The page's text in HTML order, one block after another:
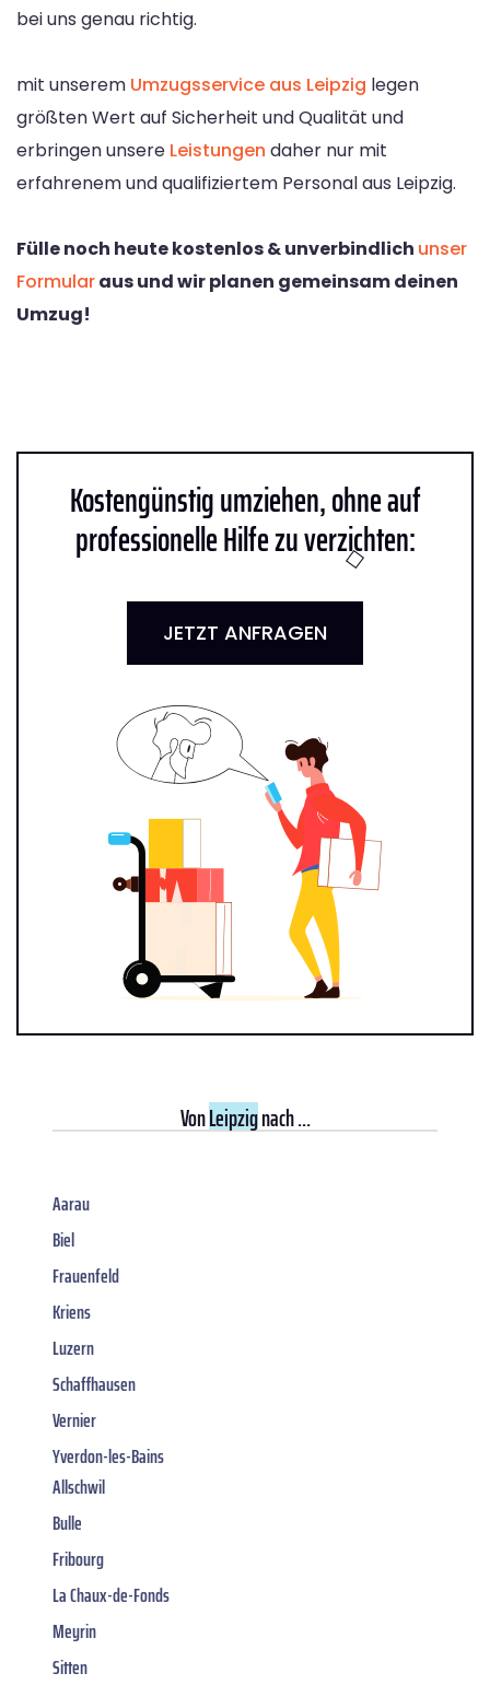
bei uns genau richtig.
mit unserem Umzugsservice aus Leipzig legen
größten Wert auf Sicherheit und Qualität und
erbringen unsere Leistungen daher nur mit
erfahrenem und qualifiziertem Personal aus Leipzig.
Fülle noch heute kostenlos & unverbindlich unser
Formularaus und wir planen gemeinsam deinen
Umzug!
Kostengünstig umziehen, ohne auf
professionelle Hilfe zu verzichten:
JETZT ANFRAGEN
VonLeipzignach ...
Aarau
Biel
Frauenfeld
Kriens
Luzern
Schaffhausen
Vernier
Yverdon-les-Bains
Allschwil
Bulle
Fribourg
La Chaux-de-Fonds
Meyrin
Sitten